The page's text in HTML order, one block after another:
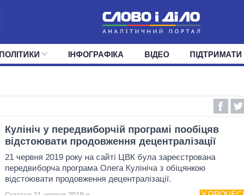
СВІТ
ПОЛIТИКИ
ОКРУГИ
ІНФОГРАФІКА ВІДЕО ПІДТРИМАТИ
Кулініч у передвиборчій програмі пообіцяв
відстоювати продовження децентралізації
21 червня 2019 року на сайті ЦВК була зареєстрована
передвиборча програма Олега Кулініча з обіцянкою
відстоювати продовження децентралізації.